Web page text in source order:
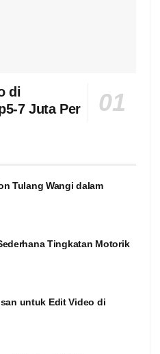
di
7 Juta Per
Tulang Wangi dalam
Tingkatan Motorik
untuk Edit Video di